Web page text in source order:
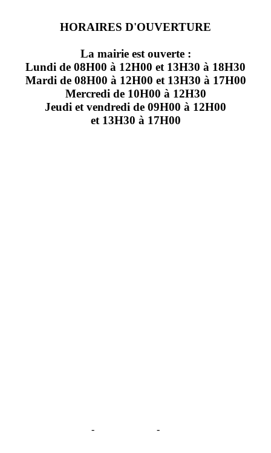
HORAIRES D'OUVERTURE
La mairie est ouverte :
Lundi de 08H00 à 12H00 et 13H30 à 18H30
Mardi de 08H00 à 12H00 et 13H30 à 17H00
Mercredi de 10H00 à 12H30
Jeudi et vendredi de 09H00 à 12H00
et 13H30 à 17H00
- -